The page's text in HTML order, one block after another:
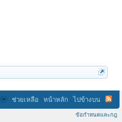
ช่วยเหลือ หน้าหลัก ไปข้างบน
ข้อกำหนดและกฎ